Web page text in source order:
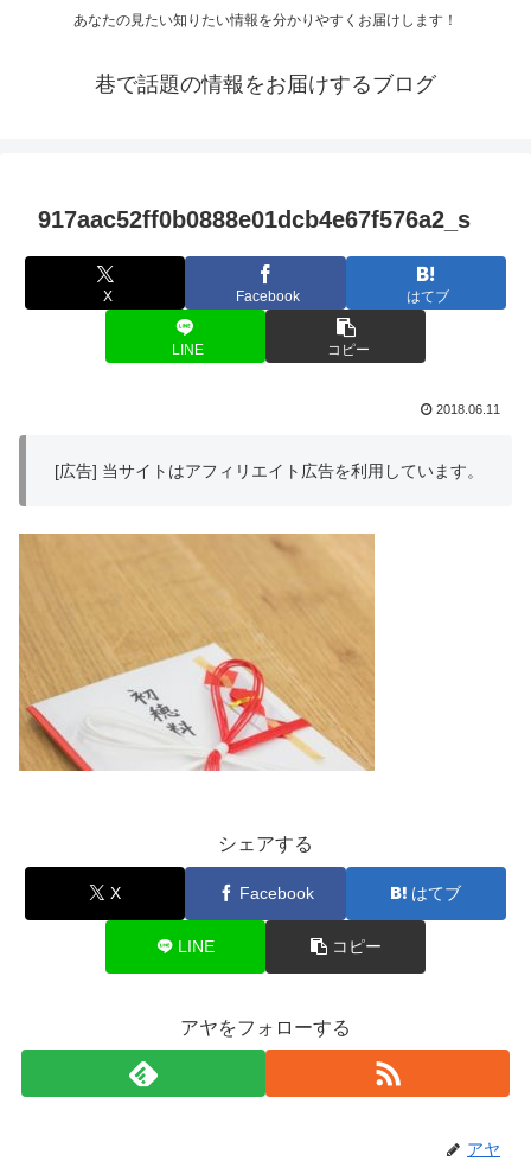
あなたの見たい知りたい情報を分かりやすくお届けします！
巷で話題の情報をお届けするブログ
917aac52ff0b0888e01dcb4e67f576a2_s
X Facebook はてブ
LINE コピー
2018.06.11
[広告] 当サイトはアフィリエイト広告を利用しています。
シェアする
X Facebook はてブ
LINE コピー
アヤをフォローする
アヤ